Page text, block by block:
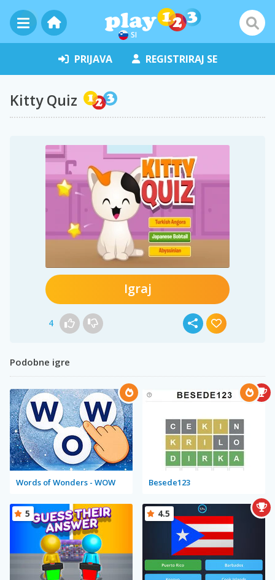
SI
PRIJAVA REGISTRIRAJ SE
Kitty Quiz
Igraj
4
Podobne igre
Words of Wonders - WOW Besede123
5 4.5